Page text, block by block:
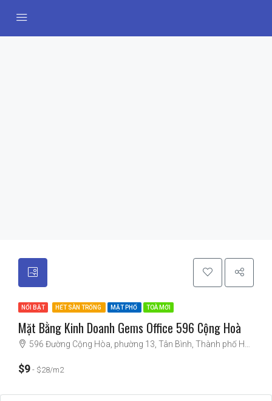
NỔI BẬT HẾT SÀN TRỐNG MẶT PHỐ TOÀ MỚI
Mặt Bằng Kinh Doanh Gems Office 596 Cộng Hoà
596 Đường Cộng Hòa, phường 13, Tân Bình, Thành phố Hồ Chí Minh, Việt Nam
$9 $28/m2